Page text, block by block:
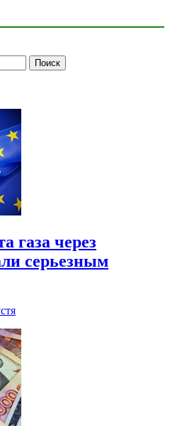
газа через
серьезным